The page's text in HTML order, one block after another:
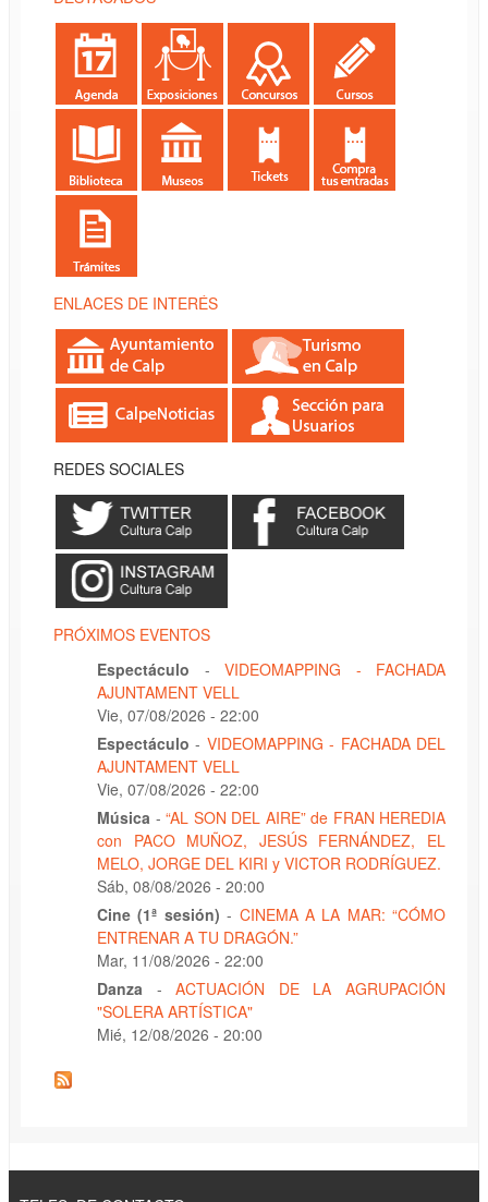
ENLACES DE INTERÉS
REDES SOCIALES
PRÓXIMOS EVENTOS
Espectáculo
- VIDEOMAPPING - FACHADA
AJUNTAMENT VELL
Vie, 07/08/2026 - 22:00
Espectáculo - VIDEOMAPPING - FACHADA DEL
AJUNTAMENT VELL
Vie, 07/08/2026 - 22:00
Música - “AL SON DEL AIRE” de FRAN HEREDIA
con PACO MUÑOZ, JESÚS FERNÁNDEZ, EL
MELO, JORGE DEL KIRI y VICTOR RODRÍGUEZ.
Sáb, 08/08/2026 - 20:00
Cine (1ª sesión) - CINEMA A LA MAR: “CÓMO
ENTRENAR A TU DRAGÓN.”
Mar, 11/08/2026 - 22:00
Danza
-ACTUACIÓN DE LA AGRUPACIÓN
"SOLERA ARTÍSTICA"
Mié, 12/08/2026 - 20:00